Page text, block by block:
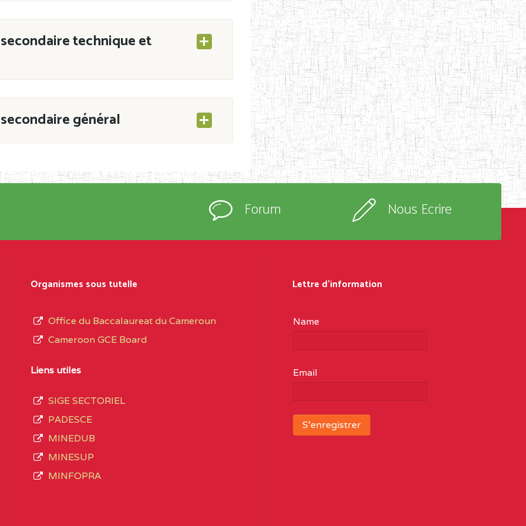
technique et
LES
DE
général
CAB du 21 mars 2011 portant ouverture
immatriculés et inscrits au
Généralau terme des opérations
3408 structures réparties ainsi qu’il
soit :
Forum Nous Ecrire
Organismes sous tutelle
Office du Baccalaureat du Cameroun
Cameroon GCE Board
Liens utiles
SIGE SECTORIEL
PADESCE
MINEDUB
MINESUP
MINFOPRA
Lettre d'information
Name
Email